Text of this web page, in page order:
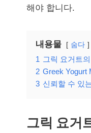
해야 합니다.
내용물 숨다
1 그릭 요거트
2 Greek Yogurt
3 신뢰할 수 있
그릭 요거